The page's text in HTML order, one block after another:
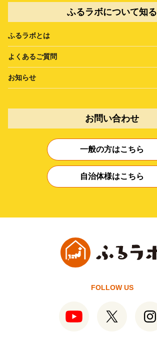
ふるラボについて知る
ふるラボとは
よくあるご質問
お知らせ
お問い合わせ
一般の方はこちら
自治体様はこちら
FOLLOW US